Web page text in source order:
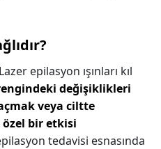
Lazer epilasyon ışınları kıl
değişiklikleri
veya ciltte
bir etkisi
tedavisi esnasında